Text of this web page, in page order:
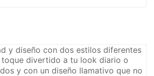
y diseño con dos estilos diferentes
divertido a tu look diario o
y con un diseño llamativo que no